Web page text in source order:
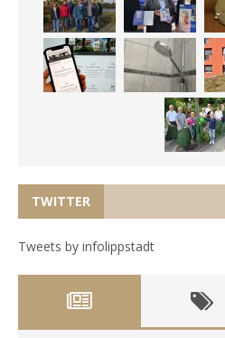
TWITTER
Tweets by infolippstadt